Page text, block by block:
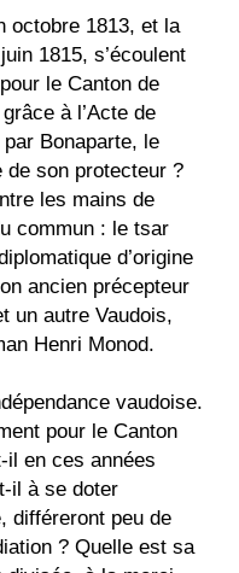
octobre 1813, et la
1815, s’écoulent
le Canton de
à l’Acte de
Bonaparte, le
son protecteur ?
les mains de
commun : le tsar
d’origine
ancien précepteur
un autre Vaudois,
Henri Monod.
vaudoise.
pour le Canton
il en ces années
il à se doter
différeront peu de
? Quelle est sa